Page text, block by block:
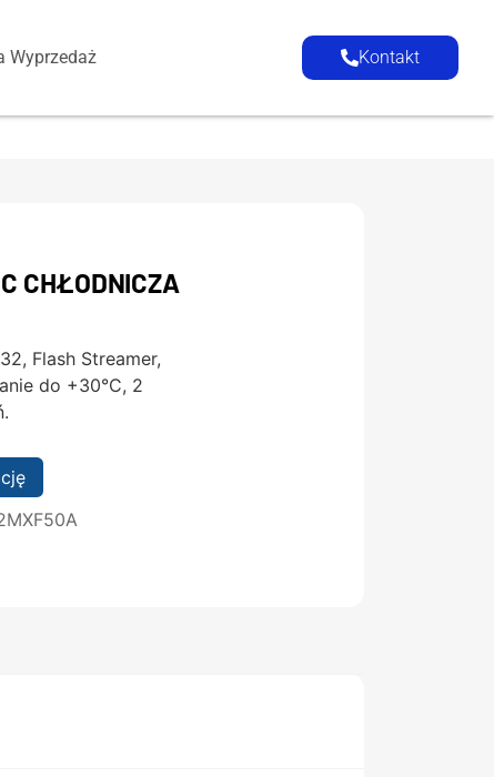
Wyprzedaż Kontakt
CHŁODNICZA
Flash Streamer,
do +30°C, 2